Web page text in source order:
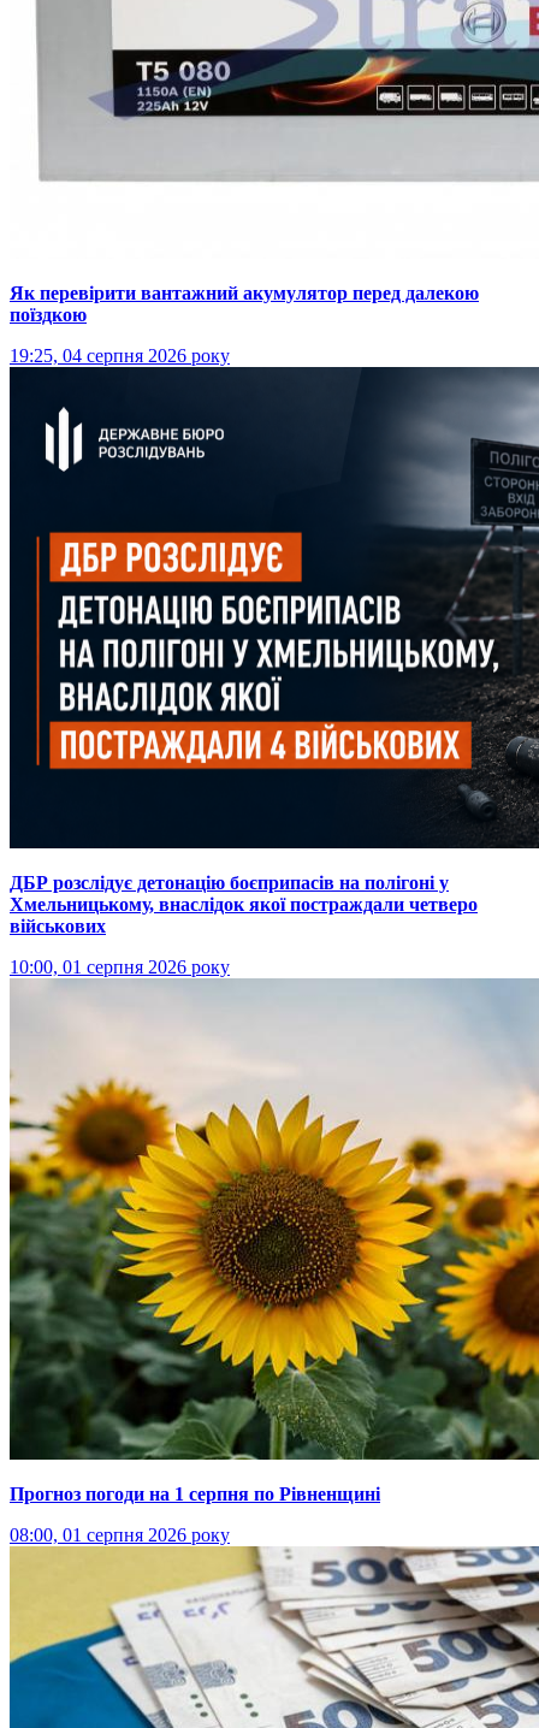
Як перевірити вантажний акумулятор перед далекою
поїздкою
19:25, 04 серпня 2026 року
ДБР розслідує детонацію боєприпасів на полігоні у
Хмельницькому, внаслідок якої постраждали четверо
військових
10:00, 01 серпня 2026 року
Прогноз погоди на 1 серпня по Рівненщині
08:00, 01 серпня 2026 року